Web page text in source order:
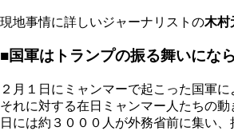
現地事情に詳しいジャーナリストの木村
■国軍はトランプの振る舞いにな
２月１日にミャンマーで起こった国軍に
それに対する在日ミャンマー人たちの動
日には約３０００人が外務省前に集い